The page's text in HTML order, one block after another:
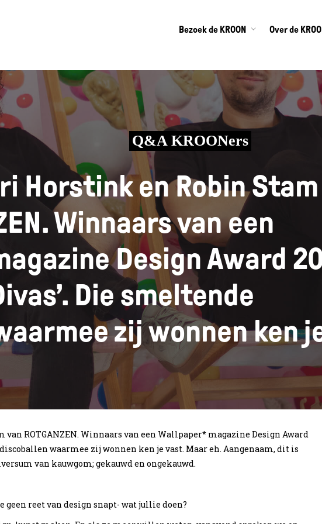
Bezoek de KROON Over de
Q&A KROONers
Horstink en Robin Stam
Winnaars van een
Design Award
Die smeltende
zij wonnen ken
ROTGANZEN. Winnaars van een Wallpaper* magazine Design Award
discoballen waarmee zij wonnen ken je vast. Maar eh. Aangenaam, dit is
van kauwgom; gekauwd en ongekauwd.
reet van design snapt- wat jullie doen?